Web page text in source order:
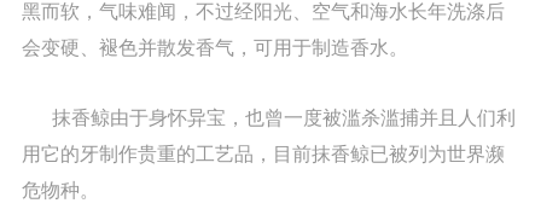
黑而软，气味难闻，不过经阳光、空气和海水长年洗涤后
会变硬、褪色并散发香气，可用于制造香水。
抹香鲸由于身怀异宝，也曾一度被滥杀滥捕并且人们利
用它的牙制作贵重的工艺品，目前抹香鲸已被列为世界濒
危物种。